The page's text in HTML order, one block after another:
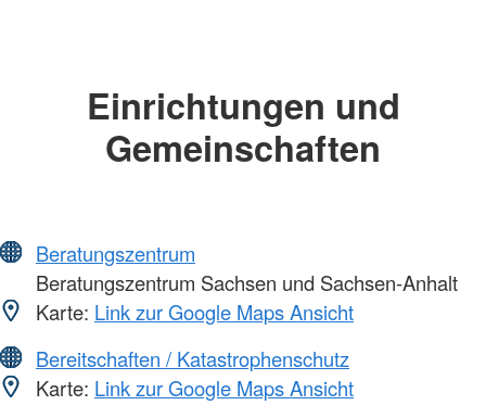
Einrichtungen und
Gemeinschaften
Beratungszentrum
Beratungszentrum Sachsen und Sachsen-Anhalt
Karte: Link zur Google Maps Ansicht
Bereitschaften / Katastrophenschutz
Karte: Link zur Google Maps Ansicht